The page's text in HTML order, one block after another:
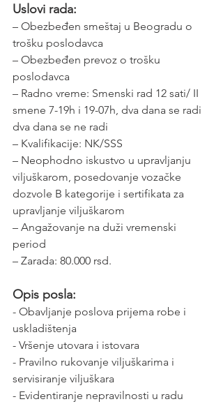
Uslovi rada:
– Obezbeđen smeštaj u Beogradu o
trošku poslodavca
– Obezbeđen prevoz o trošku
poslodavca
– Radno vreme: Smenski rad 12 sati/ II
smene 7-19h i 19-07h, dva dana se radi
dva dana se ne radi
– Kvalifikacije: NK/SSS
– Neophodno iskustvo u upravljanju
viljuškarom, posedovanje vozačke
dozvole B kategorije i sertifikata za
upravljanje viljuškarom
– Angažovanje na duži vremenski
period
– Zarada: 80.000 rsd.
Opis posla:
- Obavljanje poslova prijema robe i
uskladištenja
- Vršenje utovara i istovara
- Pravilno rukovanje viljuškarima i
servisiranje viljuškara
- Evidentiranje nepravilnosti u radu